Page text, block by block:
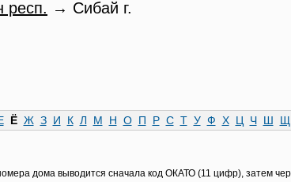
респ. → Сибай г.
Ё Ж З И К Л М Н О П Р С Т У Ф Х Ц Ч Ш Щ
дома выводится сначала код ОКАТО (11 цифр), затем